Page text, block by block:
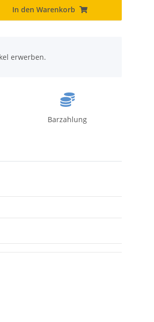
In den Warenkorb
erwerben.
Barzahlung